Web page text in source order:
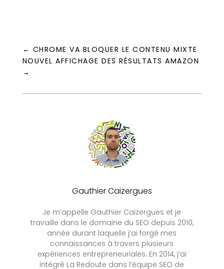
← CHROME VA BLOQUER LE CONTENU MIXTE
NOUVEL AFFICHAGE DES RÉSULTATS AMAZON
→
Gauthier Caizergues
Je m’appelle Gauthier Caizergues et je
travaille dans le domaine du SEO depuis 2010,
année durant laquelle j’ai forgé mes
connaissances à travers plusieurs
expériences entrepreneuriales. En 2014, j’ai
intégré La Redoute dans l’équipe SEO de